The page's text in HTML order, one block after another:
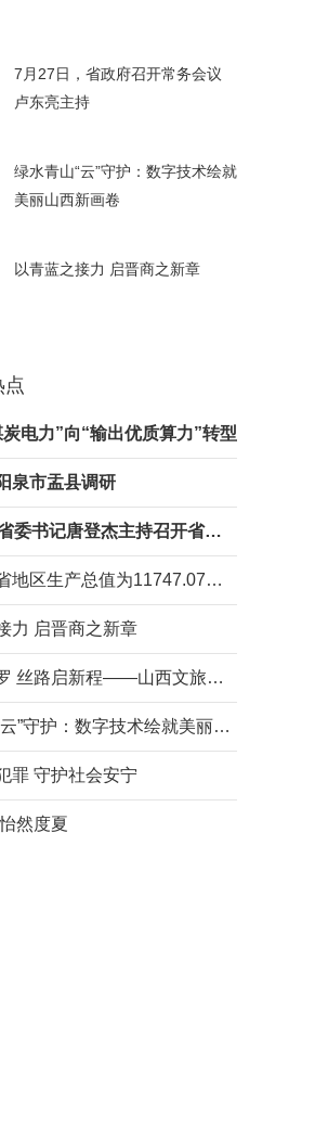
7月27日，省政府召开常务会议
卢东亮主持
绿水青山“云”守护：数字技术绘就
美丽山西新画卷
以青蓝之接力 启晋商之新章
点
炭电力”向“输出优质算力”转型
泉市盂县调研
7月8日，省委书记唐登杰主持召开省委常委会会议
上半年全省地区生产总值为11747.07亿元
力 启晋商之新章
晋韵连暹罗 丝路启新程——山西文旅专题推介活动在泰国曼谷成功举办
绿水青山“云”守护：数字技术绘就美丽山西新画卷
罪 守护社会安宁
然度夏